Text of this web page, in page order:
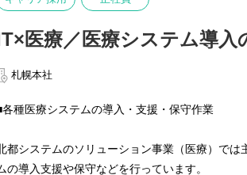
医療／医療システム導
札幌本社
各種医療システムの導入・支援・保守作業
都システムのソリューション事業（医療）で
の導入支援や保守などを行っています。